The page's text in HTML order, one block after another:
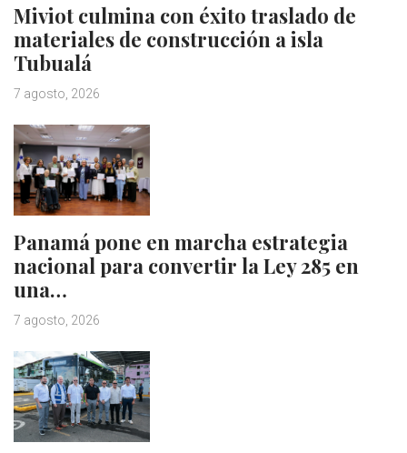
Miviot culmina con éxito traslado de
materiales de construcción a isla
Tubualá
7 agosto, 2026
Panamá pone en marcha estrategia
nacional para convertir la Ley 285 en
una…
7 agosto, 2026